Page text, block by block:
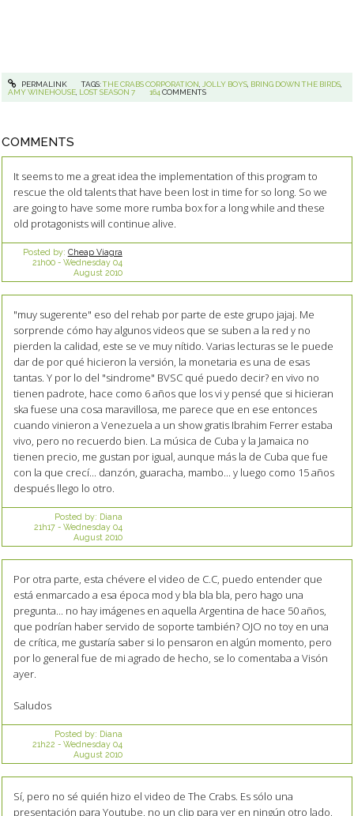
PERMALINK TAGS:THE CRABS CORPORATION, JOLLY BOYS, BRING DOWN THE BIRDS,
AMY WINEHOUSE, LOST SEASON 7 164 COMMENTS
COMMENTS
It seems to me a great idea the implementation of this program to
rescue the old talents that have been lost in time for so long. So we
are going to have some more rumba box for a long while and these
old protagonists will continue alive.
Posted by: Cheap Viagra
21h00- Wednesday 04
August 2010
"muy sugerente" eso del rehab por parte de este grupo jajaj. Me
sorprende cómo hay algunos videos que se suben a la red y no
pierden la calidad, este se ve muy nítido. Varias lecturas se le puede
dar de por qué hicieron la versión, la monetaria es una de esas
tantas. Y por lo del "sindrome" BVSC qué puedo decir? en vivo no
tienen padrote, hace como 6 años que los vi y pensé que si hicieran
ska fuese una cosa maravillosa, me parece que en ese entonces
cuando vinieron a Venezuela a un show gratis Ibrahim Ferrer estaba
vivo, pero no recuerdo bien. La música de Cuba y la Jamaica no
tienen precio, me gustan por igual, aunque más la de Cuba que fue
con la que crecí... danzón, guaracha, mambo... y luego como 15 años
después llego lo otro.
Posted by: Diana
21h17- Wednesday 04
August 2010
Por otra parte, esta chévere el video de C.C, puedo entender que
está enmarcado a esa época mod y bla bla bla, pero hago una
pregunta... no hay imágenes en aquella Argentina de hace 50 años,
que podrían haber servido de soporte también? OJO no toy en una
de crítica, me gustaría saber si lo pensaron en algún momento, pero
por lo general fue de mi agrado de hecho, se lo comentaba a Visón
ayer.
Saludos
Posted by: Diana
21h22 - Wednesday 04
August 2010
Sí, pero no sé quién hizo el video de The Crabs. Es sólo una
presentación para Youtube, no un clip para ver en ningún otro lado.